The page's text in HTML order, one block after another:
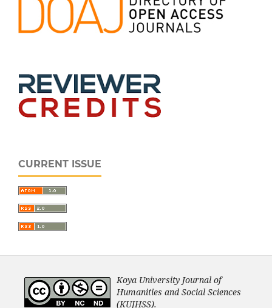
CURRENT ISSUE
Koya University Journal of
Humanities and Social Sciences
(KUJHSS).